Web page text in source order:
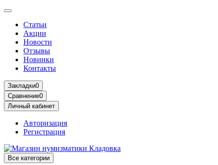
Статьи
Акции
Новости
Отзывы
Новинки
Контакты
Закладки0
Сравнение0
Личный кабинет
Авторизация
Регистрация
Все категории